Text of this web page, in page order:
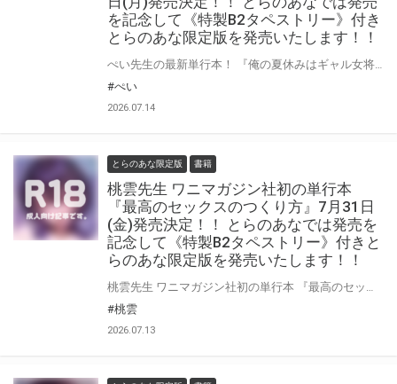
を記念して《特製B2タペストリー》付き
とらのあな限定版を発売いたします！！
#ぺい
2026.07.14
とらのあな限定版 書籍
桃雲先生 ワニマガジン社初の単行本
『最高のセックスのつくり方』7月31日
(金)発売決定！！ とらのあなでは発売を
記念して《特製B2タペストリー》付きと
らのあな限定版を発売いたします！！
#桃雲
2026.07.13